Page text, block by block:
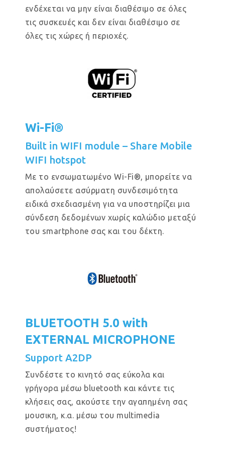
ενδέχεται να μην είναι διαθέσιμο σε όλες
τις συσκευές και δεν είναι διαθέσιμο σε
όλες τις χώρες ή περιοχές.
Wi-Fi®
Built in WIFI module – Share Mobile
WIFI hotspot
Με το ενσωματωμένο Wi-Fi®, μπορείτε να
απολαύσετε ασύρματη συνδεσιμότητα
ειδικά σχεδιασμένη για να υποστηρίζει μια
σύνδεση δεδομένων χωρίς καλώδιο μεταξύ
του smartphone σας και του δέκτη.
BLUETOOTH 5.0 with
EXTERNAL MICROPHONE
Support A2DP
Συνδέστε το κινητό σας εύκολα και
γρήγορα μέσω bluetooth και κάντε τις
κλήσεις σας, ακούστε την αγαπημένη σας
μουσικη, κ.α. μέσω του multimedia
συστήματος!